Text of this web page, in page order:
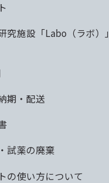
究施設「Labo（ラボ）」
期・配送
試薬の廃棄
の使い方について